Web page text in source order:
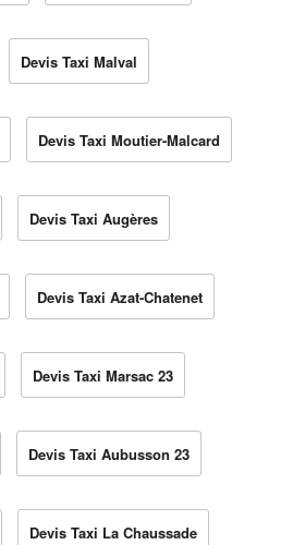
Devis Taxi Malval
Devis Taxi Moutier-Malcard
Devis Taxi Augères
Devis Taxi Azat-Chatenet
Devis Taxi Marsac 23
Devis Taxi Aubusson 23
Devis Taxi La Chaussade